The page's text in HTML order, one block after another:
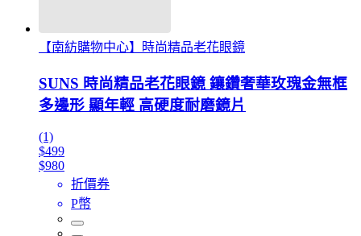
【南紡購物中心】時尚精品老花眼鏡
SUNS 時尚精品老花眼鏡 鑲鑽奢華玫瑰金無框
多邊形 顯年輕 高硬度耐磨鏡片
(1)
$499
$980
折價券
P幣